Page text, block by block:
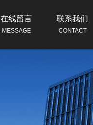
在线留言
MESSAGE
联系我们
CONTACT